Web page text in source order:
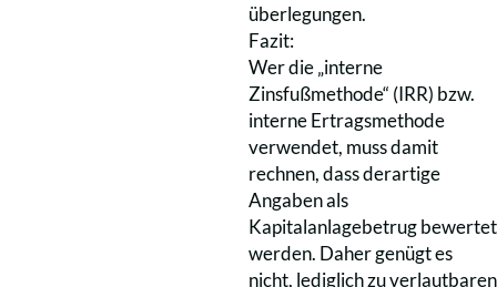
überlegungen.
Fazit:
Wer die „interne
Zinsfußmethode“ (IRR) bzw.
interne Ertragsmethode
verwendet, muss damit
rechnen, dass derartige
Angaben als
Kapitalanlagebetrug bewertet
werden. Daher genügt es
nicht, lediglich zu verlautbaren